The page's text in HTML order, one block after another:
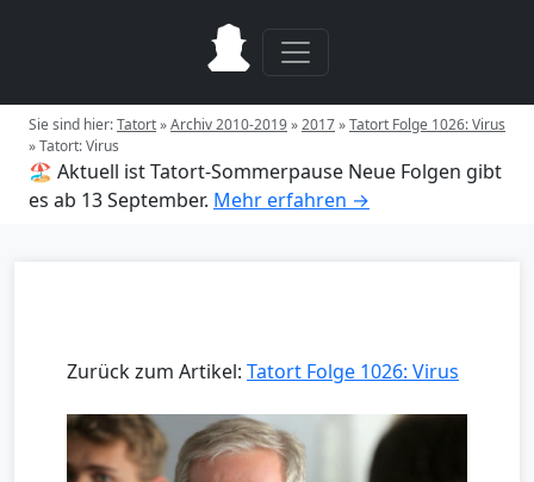
Sie sind hier:Tatort»Archiv 2010-2019»2017»Tatort Folge 1026: Virus
»Tatort: Virus
🏖️ Aktuell ist Tatort-Sommerpause Neue Folgen gibt
es ab 13 September. Mehr erfahren →
Zurück zum Artikel: Tatort Folge 1026: Virus